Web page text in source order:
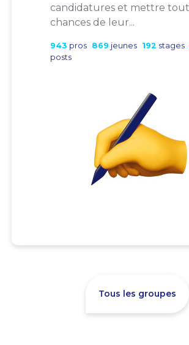
candidatures et mettre
chances de leur...
943 pros 869 jeunes 192 stages
posts
Tous les groupes